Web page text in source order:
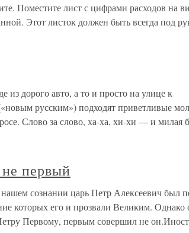
Поместите лист с цифрами расходов на
Этот листок должен быть всегда под
дорого авто, а то и просто на улице к
русским») подходят приветливые
Слово за слово, ха-ха, хи-хи — и милая
первый
сознании царь Петр Алексеевич был
которых его и прозвали Великим. Однако
Первому, первым совершил не